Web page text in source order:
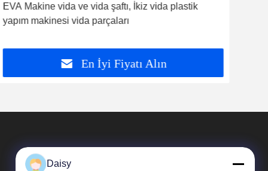
EVA Makine vida ve vida şaftı, İkiz vida plastik
yapım makinesi vida parçaları
En İyi Fiyatı Alın
Daisy